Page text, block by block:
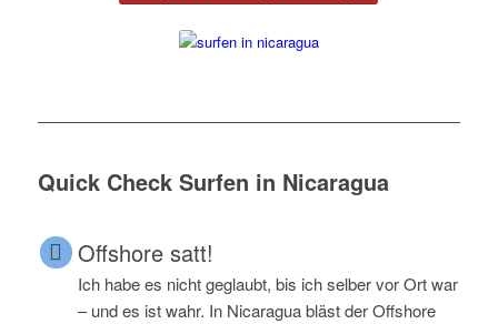
Quick Check Surfen in Nicaragua
Offshore satt!
Ich habe es nicht geglaubt, bis ich selber vor Ort war
– und es ist wahr. In Nicaragua bläst der Offshore